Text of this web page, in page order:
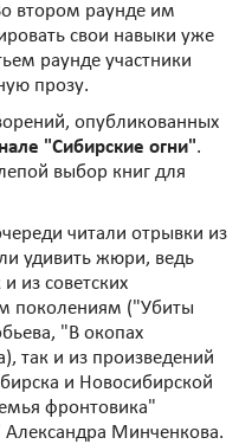
втором раунде им
свои навыки уже
раунде участники
прозу.
опубликованных
"Сибирские огни".
выбор книг для
читали отрывки из
удивить жюри, ведь
из советских
поколениям ("Убиты
"В окопах
так и из произведений
и Новосибирской
фронтовика"
Минченкова.